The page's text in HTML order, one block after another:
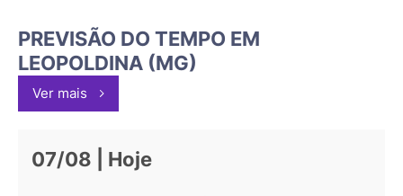
PREVISÃO DO TEMPO EM
LEOPOLDINA (MG)
Ver mais
07/08 | Hoje